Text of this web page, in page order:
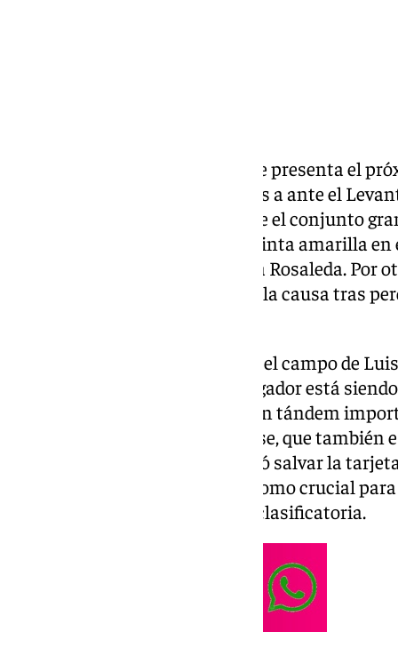
Una de cal y otra de arena, así se presenta el
que se enfrentará este miércoles a ante el
boquerones, para el partido ante el conjunto
Luismi Sánchez, quien vio la quinta amarilla
de Santander en el estadio de La Rosaleda. Por
recuperan a Kevin Medina para la causa tras
Sin duda, la baja en el centro en el campo de
suplir para Sergio Pellicer. El jugador está
el técnico de Nules, formando un tándem
Molina. Por su parte, el onubense, que
ante el líder de la categoría, logró salvar la
en un partido que se presenta como crucial
conocer cuál será su situación clasificatoria.